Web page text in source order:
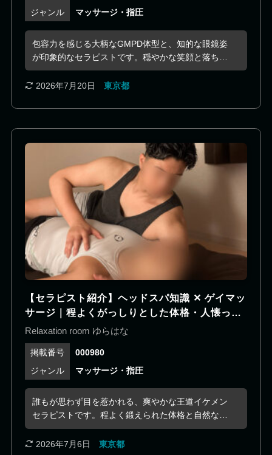
マッサージ・指圧
包容力を感じる大柄なGMPD体型と、知的な眼鏡姿
が印象的なセラピストです。穏やかな笑顔と落ち着
いた雰囲気が魅力で、初対面でも自然と肩の力を抜
いて過ごせます。 心理学の知識を持ち、聞き上手で
けで気持ちが軽くなった」という声も少なくありま
よい重みで、全身をじっくりとほぐしてくれます。
静かに癒やされたい日も、誰かとゆっくり語らいた
い日も、心と身体の両方を優しく満たしてくれる存
在です。
2026年7月20日 東京都
【セラピスト紹介】ヘッドスパ知識 ✕ ゲイマッ
サージ｜程よくがっしりとした体格・人懐っこ
さと大人びた表情とのギャップ・的確なアプロ
ーチ！
Relaxation room ゆらはな
000980
マッサージ・指圧
誰もが思わず目を惹かれる、爽やかな王道イケメン
セラピストです。程よく鍛えられた体格と自然な笑
顔が印象的で、初対面でも緊張せずに過ごせる親し
みやすさがあります。 明るく気さくな性格に加え、
2026年7月6日 東京都